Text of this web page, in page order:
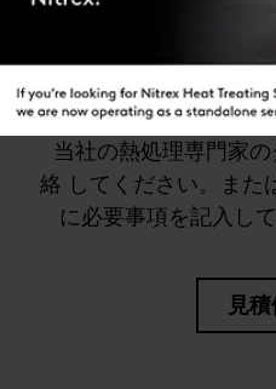
品の疲労耐性
“適切なプロセスまた
合
当社の熱処理専門家
絡 してください。また
に必要事項を記入し
見